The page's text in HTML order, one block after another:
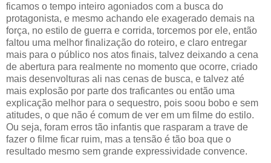
ficamos o tempo inteiro agoniados com a busca do
protagonista, e mesmo achando ele exagerado demais na
força, no estilo de guerra e corrida, torcemos por ele, então
faltou uma melhor finalização do roteiro, e claro entregar
mais para o público nos atos finais, talvez deixando a cena
de abertura para realmente no momento que ocorre, criado
mais desenvolturas ali nas cenas de busca, e talvez até
mais explosão por parte dos traficantes ou então uma
explicação melhor para o sequestro, pois soou bobo e sem
atitudes, o que não é comum de ver em um filme do estilo.
Ou seja, foram erros tão infantis que rasparam a trave de
fazer o filme ficar ruim, mas a tensão é tão boa que o
resultado mesmo sem grande expressividade convence.